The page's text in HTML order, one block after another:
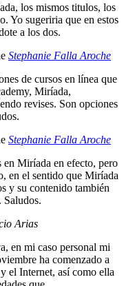
los mismos titulos, los
Yo sugeriria que en estos
a los dos.
Stephanie Falla Aroche
de cursos en línea que
Miríada,
revises. Son opciones
Stephanie Falla Aroche
Miríada en efecto, pero
en el sentido que Miríada
y su contenido también
Saludos.
Arias
en mi caso personal mi
ha comenzado a
el Internet, así como ella